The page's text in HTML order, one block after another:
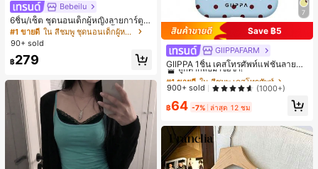
Bebeilu
6ชิ้น/เซ็ต ชุดนอนเด็กผู้หญิงลายการ์ตูน
หมีและดอกไม้ คอกลม แขนสั้น กางเกง
ขาสั้น ขอบระบาย สวมใส่สบาย
#1 ขายดี
ใน สีชมพู ชุดนอนเด็กผู้หญิง
90+ sold
฿279
7
Save ฿5
GIIPPAFARM
GIIPPA 1ชิ้น เคสโทรศัพท์แฟชั่นลายจุด
สีฟ้าอ่อนสีแดงเลือดหมู ฐานสีชมพูอ่อน
พร้อมลายจุดสีเขียว เคสโทรศัพท์ 17 Pr
o Max, เหมาะสำหรับโทรศัพท์ 16 Pro
Max, 15 Pro Max, 14 Pro Max, เคสโ
ทรศัพท์สไตล์เกาหลีและน่าสนใจ, เข้ากั
lus, ดีไซน์หรูหราเหมาะสำหรับทั้งชาย
และหญิง, ของขวัญในอุดมคติสำหรับแ
ฟนสาวในวันอีสเตอร์, ฤดูใบไม้ผลิ, ฤดูแ
ต่งงานและวันเกิด
#1 ขายดี ใน สีชมพู เคสโทรศัพท์
ลูกค้ากลับมาซื้อซ้ำ!
#1 ขายดี
ลูกค้ากลับมาซื้อซ้ำ!
#1 ขายดี
ลูกค้ากลับมาซื้อซ้ำ!
#1 ขายดี
ลูกค้ากลับมาซื้อซ้ำ!
900+ sold (1000+)
฿64 -7% ล่าสุด 12 ชม